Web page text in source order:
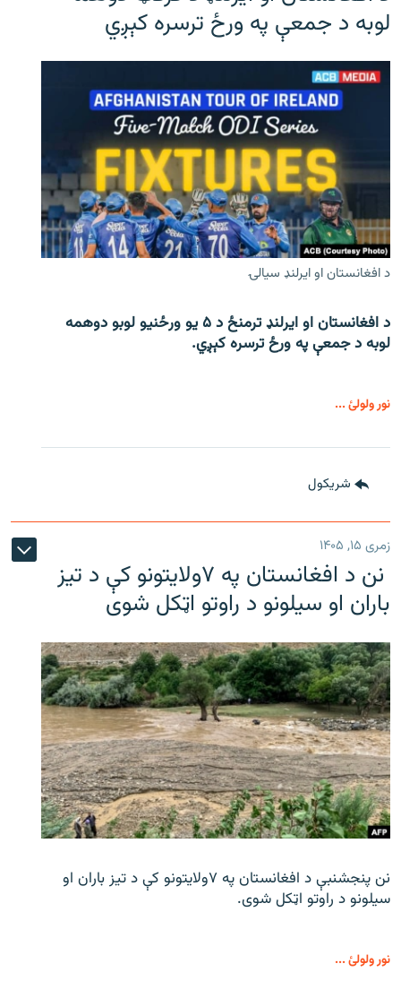
لوبه د جمعې په ورځ ترسره کېږي
د افغانستان او ایرلنډ سیالۍ
د افغانستان او ایرلنډ ترمنځ د ۵ یو ورځنیو لوبو دوهمه
لوبه د جمعې په ورځ ترسره کېږي.
نور ولولئ ...
شريکول
زمری ۱۵, ۱۴۰۵
نن د افغانستان په ۷ولایتونو کې د تیز
باران او سیلونو د راوتو اټکل شوی
نن پنجشنبې د افغانستان په ۷ولایتونو کې د تیز باران او
سیلونو د راوتو اټکل شوی.
نور ولولئ ...